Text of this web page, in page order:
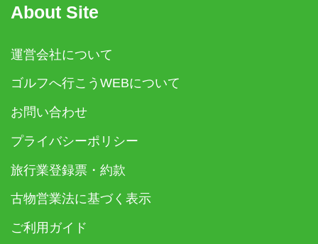
About Site
運営会社について
ゴルフへ行こうWEBについて
お問い合わせ
プライバシーポリシー
旅行業登録票・約款
古物営業法に基づく表示
ご利用ガイド